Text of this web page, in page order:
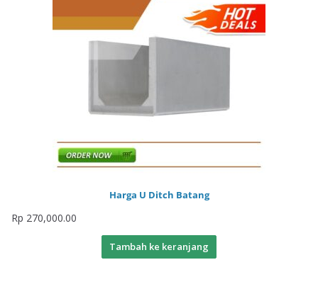
Harga U Ditch Batang
Rp 270,000.00
Tambah ke keranjang